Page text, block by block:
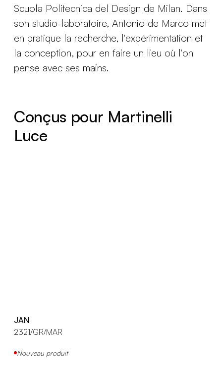
Scuola Politecnica del Design de Milan. Dans
son studio-laboratoire, Antonio de Marco met
en pratique la recherche, l'expérimentation et
la conception, pour en faire un lieu où l'on
pense avec ses mains.
Conçus pour Martinelli
Luce
JAN
2321/GR/MAR
Nouveau produit